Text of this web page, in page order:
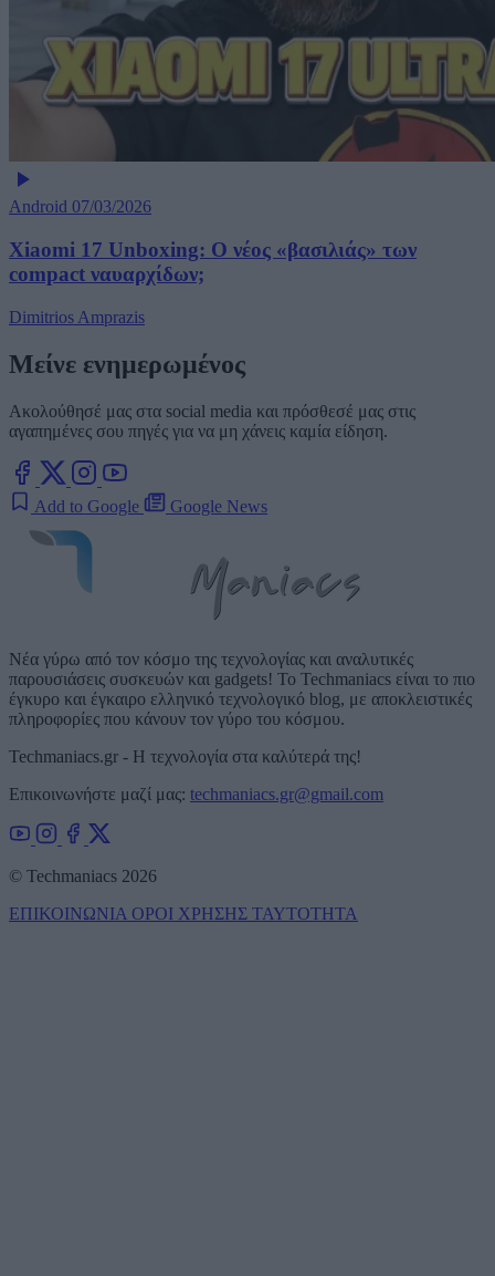
Android 07/03/2026
Xiaomi 17 Unboxing: Ο νέος «βασιλιάς» των
compact ναυαρχίδων;
Dimitrios Amprazis
Μείνε ενημερωμένος
Ακολούθησέ μας στα social media και πρόσθεσέ μας στις
αγαπημένες σου πηγές για να μη χάνεις καμία είδηση.
Add to Google Google News
Νέα γύρω από τον κόσμο της τεχνολογίας και αναλυτικές
παρουσιάσεις συσκευών και gadgets! Το Techmaniacs είναι το πιο
έγκυρο και έγκαιρο ελληνικό τεχνολογικό blog, με αποκλειστικές
πληροφορίες που κάνουν τον γύρο του κόσμου.
Techmaniacs.gr - Η τεχνολογία στα καλύτερά της!
Επικοινωνήστε μαζί μας: techmaniacs.gr@gmail.com
© Techmaniacs 2026
ΕΠΙΚΟΙΝΩΝΙΑ ΟΡΟΙ ΧΡΗΣΗΣ ΤΑΥΤΟΤΗΤΑ